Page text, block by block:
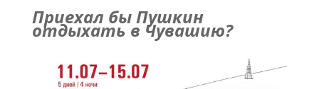
Приехал бы Пушкин
отдыхать в Чувашию?